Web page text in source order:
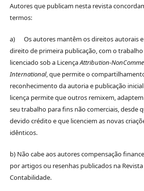
Autores que publicam nesta revista
termos:
a) Os autores mantêm os direitos autorais e
direito de primeira publicação, com o
licenciado sob a LicençaAttribution-
International, que permite o
reconhecimento da autoria e publicação
licença permite que outros remixem,
seu trabalho para fins não comerciais, desde
devido crédito e que licenciem as novas
idênticos.
b) Não cabe aos autores compensação
por artigos ou resenhas publicados na
Contabilidade.